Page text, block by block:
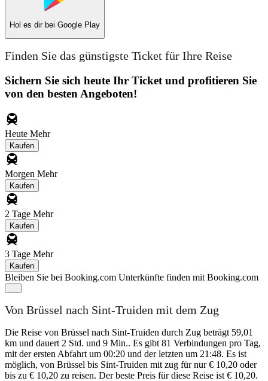
Hol es dir bei Google Play
Finden Sie das günstigste Ticket für Ihre Reise
Sichern Sie sich heute Ihr Ticket und profitieren Sie
von den besten Angeboten!
Heute Mehr
Kaufen
Morgen Mehr
Kaufen
2 Tage Mehr
Kaufen
3 Tage Mehr
Kaufen
Bleiben Sie bei Booking.com Unterkünfte finden mit Booking.com
Von Brüssel nach Sint-Truiden mit dem Zug
Die Reise von Brüssel nach Sint-Truiden durch Zug beträgt 59,01
km und dauert 2 Std. und 9 Min.. Es gibt 81 Verbindungen pro Tag,
mit der ersten Abfahrt um 00:20 und der letzten um 21:48. Es ist
möglich, von Brüssel bis Sint-Truiden mit zug für nur € 10,20 oder
bis zu € 10,20 zu reisen. Der beste Preis für diese Reise ist € 10,20.